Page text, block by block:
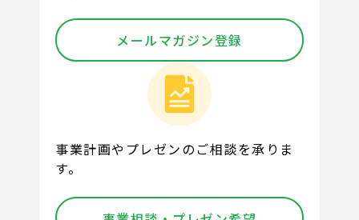
メールマガジン登録
事業計画やプレゼンのご相談を承りま
す。